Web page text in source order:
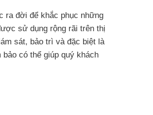
ra đời để khắc phục những
sử dụng rộng rãi trên thị
sát, bảo trì và đặc biệt là
có thể giúp quý khách